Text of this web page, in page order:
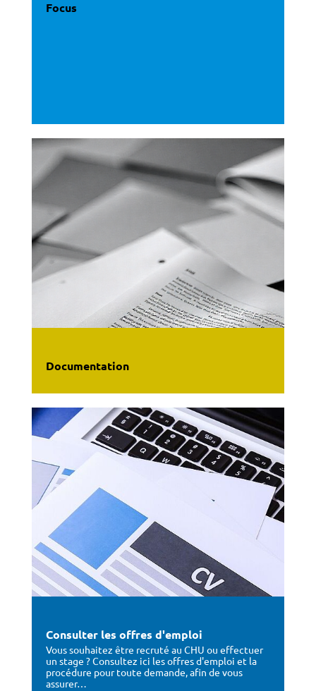
Focus
Documentation
Consulter les offres d'emploi
Vous souhaitez être recruté au CHU ou effectuer
un stage ? Consultez ici les offres d'emploi et la
procédure pour toute demande, afin de vous
assurer…